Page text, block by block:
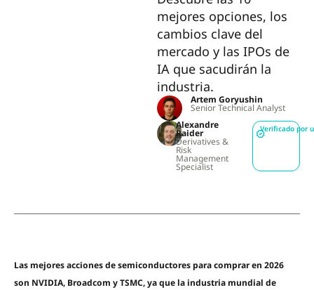
mejores opciones, los
cambios clave del
mercado y las IPOs de
IA que sacudirán la
industria.
Artem Goryushin
Senior Technical Analyst
Alexandre
Raider
Derivatives &
Risk
Management
Specialist
Verificado por
Las mejores acciones de semiconductores para comprar en 2026
son NVIDIA, Broadcom y TSMC, ya que la industria mundial de